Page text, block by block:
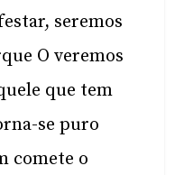
seremos
O veremos
que tem
se puro
comete o